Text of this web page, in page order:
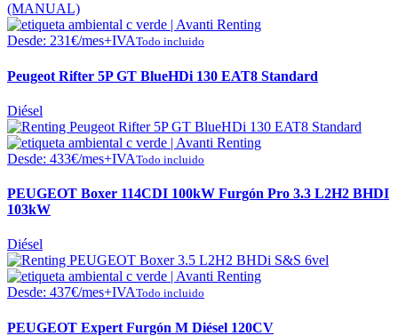
Desde: 231€/mes+IVATodo incluido
Peugeot Rifter 5P GT BlueHDi 130 EAT8 Standard
Diésel
Desde: 433€/mes+IVATodo incluido
PEUGEOT Boxer 114CDI 100kW Furgón Pro 3.3 L2H2 BHDI
103kW
Diésel
Desde: 437€/mes+IVATodo incluido
PEUGEOT Expert Furgón M Diésel 120CV